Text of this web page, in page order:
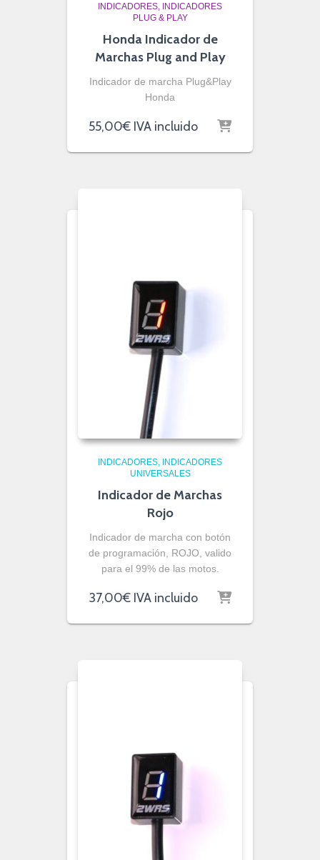
INDICADORES
INDICADORES
PLUG & PLAY
Honda Indicador de
Marchas Plug and Play
Indicador de marcha Plug&Play
Honda
55,00€ IVA incluido
INDICADORES
INDICADORES
UNIVERSALES
Indicador de Marchas
Rojo
Indicador de marcha con botón
de programación, ROJO, valido
para el 99% de las motos.
37,00€ IVA incluido